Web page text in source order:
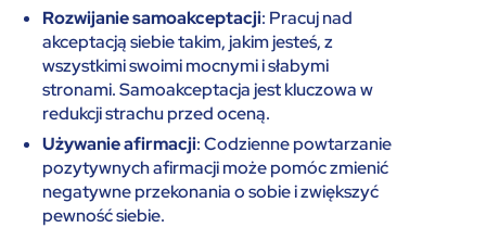
Rozwijanie samoakceptacji: Pracuj nad
akceptacją siebie takim, jakim jesteś, z
wszystkimi swoimi mocnymi i słabymi
stronami. Samoakceptacja jest kluczowa w
redukcji strachu przed oceną.
Używanie afirmacji: Codzienne powtarzanie
pozytywnych afirmacji może pomóc zmienić
negatywne przekonania o sobie i zwiększyć
pewność siebie.